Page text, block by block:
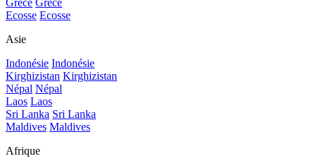
Grèce Grèce
Ecosse Ecosse
Asie
Indonésie Indonésie
Kirghizistan Kirghizistan
Népal Népal
Laos Laos
Sri Lanka Sri Lanka
Maldives Maldives
Afrique